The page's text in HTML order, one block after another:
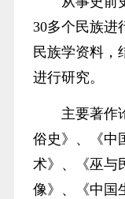
30多个民族进
民族学资料，
进行研究。
主要著作
俗史》、《中
术》、《巫与
像》、《中国